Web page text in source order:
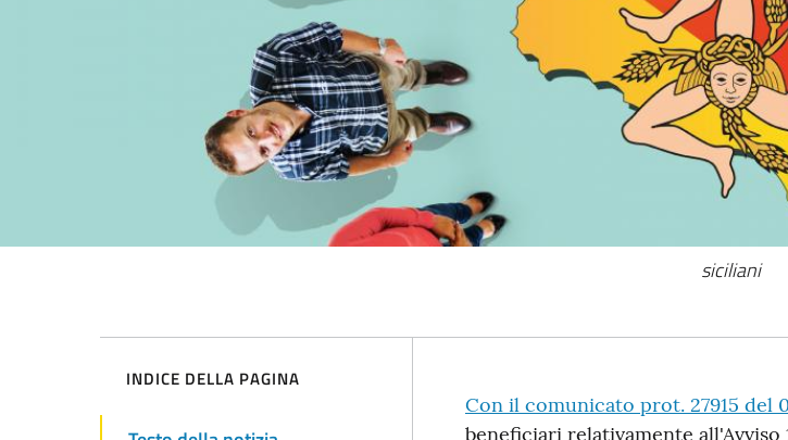
siciliani
INDICE DELLA PAGINA
Testo
Con il comunicato prot. 27915 del
beneficiari relativamente